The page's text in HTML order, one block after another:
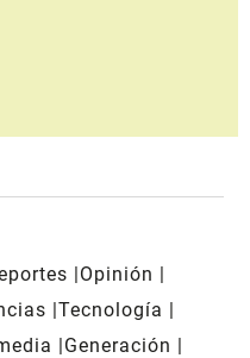
Opinión
Tecnología
Generación